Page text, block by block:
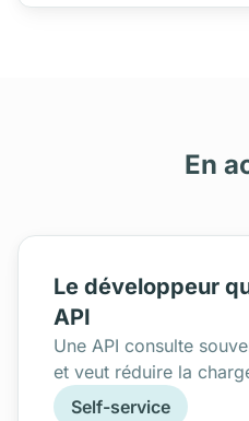
En
Le développeur
API
Une API consulte
et veut réduire la
Self-service